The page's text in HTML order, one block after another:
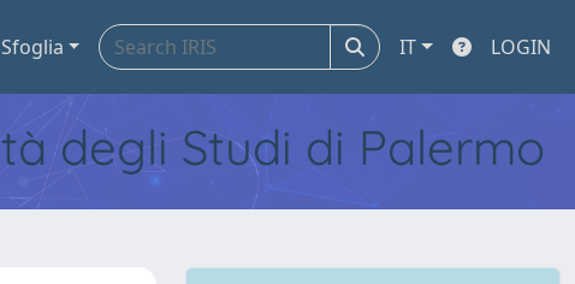
Sfoglia IT LOGIN
degli Studi di Palermo